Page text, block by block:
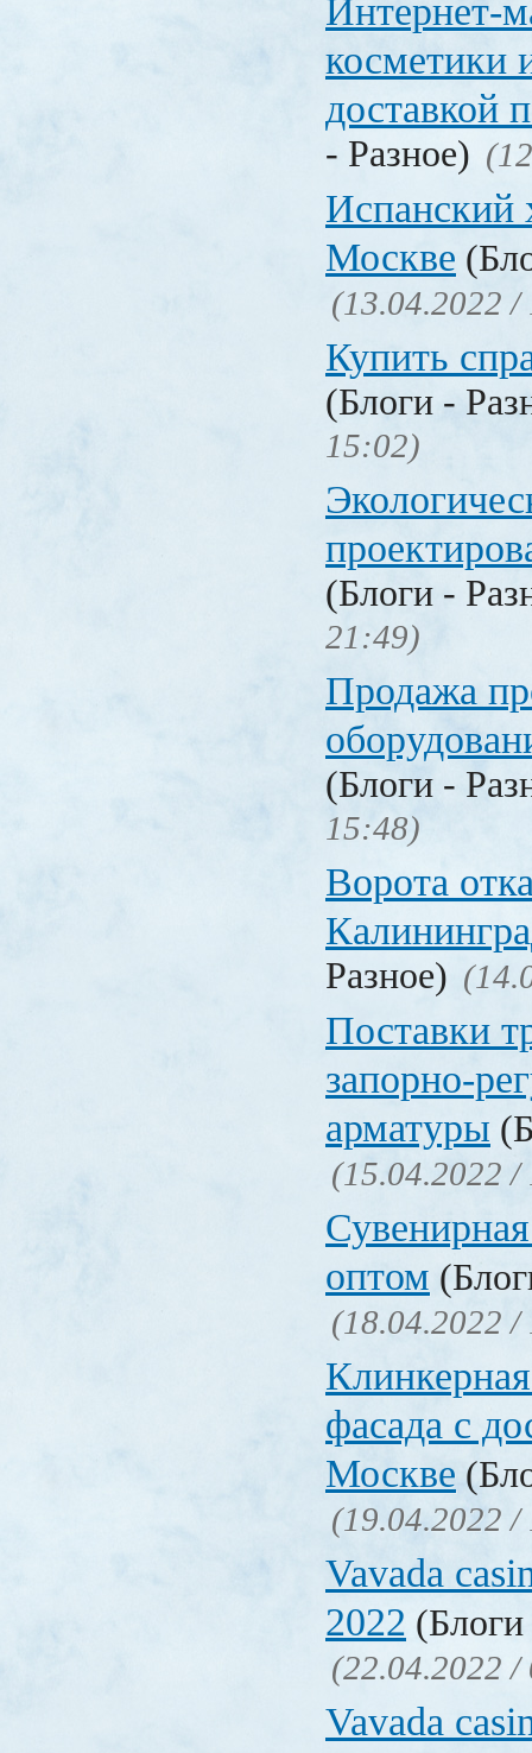
Интернет-
косметики
доставкой
- Разное)
Испанский
Москве
(13.04.2022 /
Купить
(Блоги -
15:02)
(Блоги -
21:49)
Продажа
(Блоги -
15:48)
Ворота
Разное)
Поставки
запорно-
арматуры
(15.04.2022 /
оптом
(18.04.2022 /
фасада с
Москве
(19.04.2022 /
Vavada
2022
(22.04.2022 /
Vavada